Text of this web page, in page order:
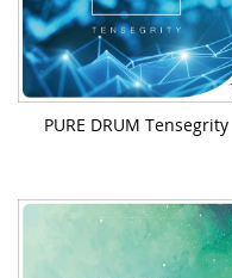
PURE DRUM Tensegrity